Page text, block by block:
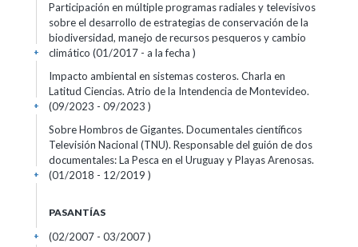
Participación en múltiple programas radiales y televisivos
sobre el desarrollo de estrategias de conservación de la
biodiversidad, manejo de recursos pesqueros y cambio
climático (01/2017 - a la fecha )
+
Impacto ambiental en sistemas costeros. Charla en
Latitud Ciencias. Atrio de la Intendencia de Montevideo.
(09/2023 - 09/2023 )
+
Sobre Hombros de Gigantes. Documentales científicos
Televisión Nacional (TNU). Responsable del guión de dos
documentales: La Pesca en el Uruguay y Playas Arenosas.
(01/2018 - 12/2019 )
+
PASANTÍAS
(02/2007 - 03/2007 )
+